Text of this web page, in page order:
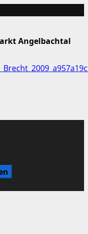
Angelbachtal